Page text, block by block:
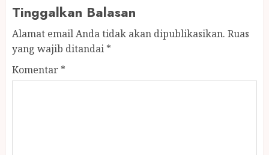
Tinggalkan Balasan
Alamat email Anda tidak akan dipublikasikan. Ruas
yang wajib ditandai *
Komentar *